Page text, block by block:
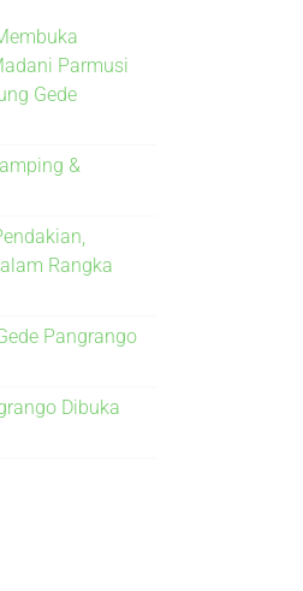
Parmusi
Gede
&
Rangka
Pangrango
Dibuka